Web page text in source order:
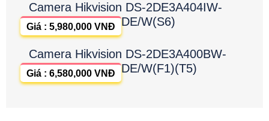
Camera Hikvision DS-2DE3A404IW-
DE/W(S6)
Giá : 5,980,000 VNĐ
Camera Hikvision DS-2DE3A400BW-
DE/W(F1)(T5)
Giá : 6,580,000 VNĐ